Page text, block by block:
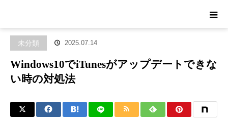
Windows10でiTunesがアップデートでき
未分類 2025.07.14
Windows10でiTunesがアップデートできな
い時の対処法